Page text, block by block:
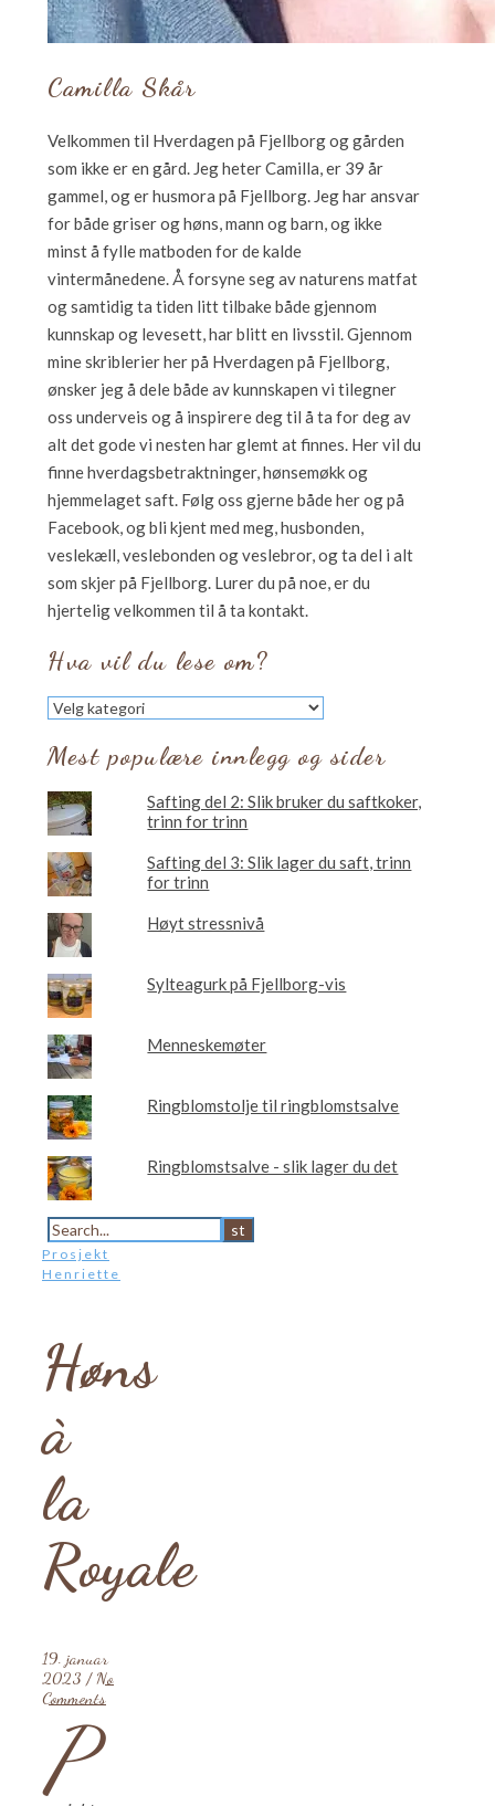
Camilla Skår
Velkommen til Hverdagen på Fjellborg og gården
som ikke er en gård. Jeg heter Camilla, er 39 år
gammel, og er husmora på Fjellborg. Jeg har ansvar
for både griser og høns, mann og barn, og ikke
minst å fylle matboden for de kalde
vintermånedene. Å forsyne seg av naturens matfat
og samtidig ta tiden litt tilbake både gjennom
kunnskap og levesett, har blitt en livsstil. Gjennom
mine skriblerier her på Hverdagen på Fjellborg,
ønsker jeg å dele både av kunnskapen vi tilegner
oss underveis og å inspirere deg til å ta for deg av
alt det gode vi nesten har glemt at finnes. Her vil du
finne hverdagsbetraktninger, hønsemøkk og
hjemmelaget saft. Følg oss gjerne både her og på
Facebook, og bli kjent med meg, husbonden,
veslekæll, veslebonden og veslebror, og ta del i alt
som skjer på Fjellborg. Lurer du på noe, er du
hjertelig velkommen til å ta kontakt.
Hva vil du lese om?
Hva
vil
du
lese
Mest populære innlegg og sider
Safting del 2: Slik bruker du saftkoker,
trinn for trinn
Safting del 3: Slik lager du saft, trinn
for trinn
Høyt stressnivå
Sylteagurk på Fjellborg-vis
Menneskemøter
Ringblomstolje til ringblomstsalve
Ringblomstsalve - slik lager du det
Prosjekt
Henriette
Høns
à
la
Royale
19. januar
2023 / No
Comments
P